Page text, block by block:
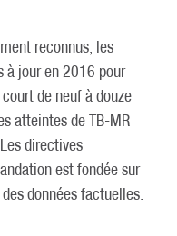
reconnus, les
à jour en 2016 pour
de neuf à douze
atteintes de TB-MR
directives
est fondée sur
données factuelles.